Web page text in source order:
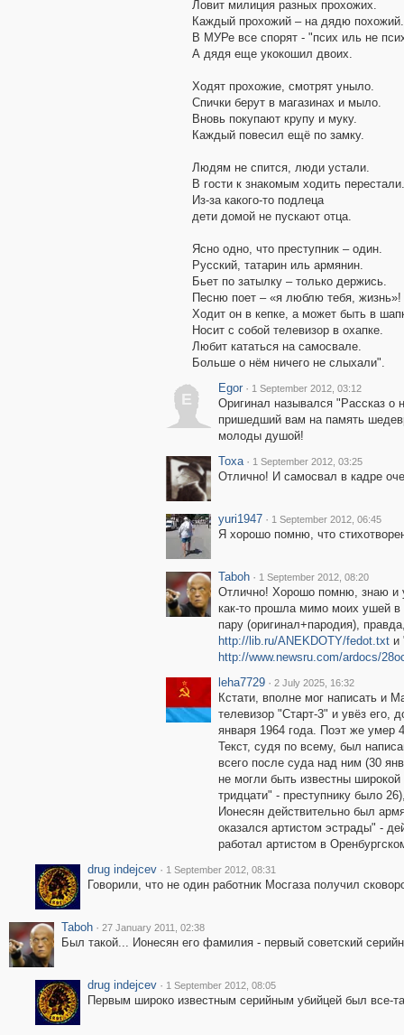
Ловит милиция разных прохожих.
Каждый прохожий – на дядю похожий.
В МУРе все спорят - "псих иль не
А дядя еще укокошил двоих.
Ходят прохожие, смотрят уныло.
Спички берут в магазинах и мыло.
Вновь покупают крупу и муку.
Каждый повесил ещё по замку.
Людям не спится, люди устали.
В гости к знакомым ходить перестали.
Из-за какого-то подлеца
дети домой не пускают отца.
Ясно одно, что преступник – один.
Русский, татарин иль армянин.
Бьет по затылку – только держись.
Песню поет – «я люблю тебя, жизнь»!
Ходит он в кепке, а может быть в
Носит с собой телевизор в охапке.
Любит кататься на самосвале.
Больше о нём ничего не слыхали".
E
Egor · 1 September 2012, 03:12
Оригинал назывался "Рассказ о
пришедший вам на память
молоды душой!
Toxa · 1 September 2012, 03:25
Отлично! И самосвал в кадре
yuri1947 · 1 September 2012, 06:45
Я хорошо помню, что
Taboh · 1 September 2012, 08:20
Отлично! Хорошо помню, знаю и
как-то прошла мимо моих ушей
пару (оригинал+пародия),
http://lib.ru/ANEKDOTY/fedot.txtи
http://www.newsru.com/ardocs/
leha7729 · 2 July 2025, 16:32
Кстати, вполне мог написать и
телевизор "Старт-3" и увёз его,
января 1964 года. Поэт же умер
Текст, судя по всему, был
всего после суда над ним (30
не могли быть известны
тридцати" - преступнику было
Ионесян действительно был
оказался артистом эстрады" -
работал артистом в
drug indejcev · 1 September 2012, 08:31
Говорили, что не один работник Мосгаза получил
Taboh · 27 January 2011, 02:38
Был такой... Ионесян его фамилия - первый советский
drug indejcev · 1 September 2012, 08:05
Первым широко известным серийным убийцей был все-